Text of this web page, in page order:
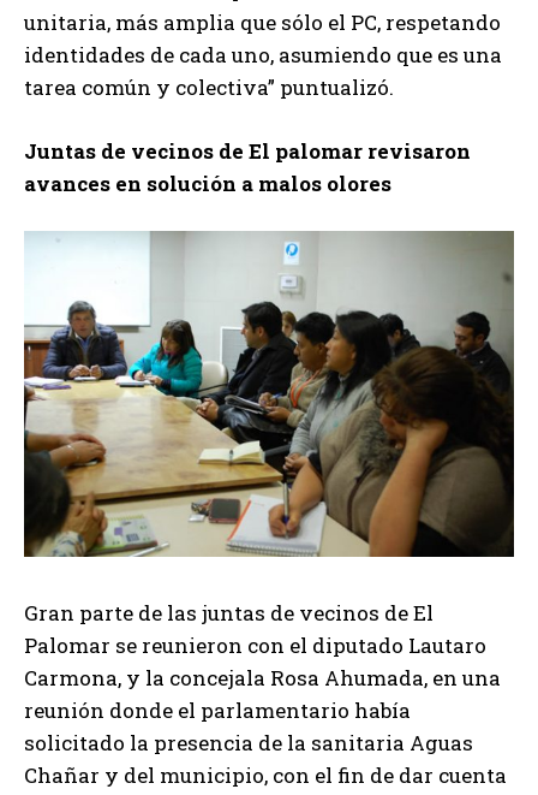
unitaria, más amplia que sólo el PC, respetando
identidades de cada uno, asumiendo que es una
tarea común y colectiva” puntualizó.
Juntas de vecinos de El palomar revisaron
avances en solución a malos olores
Gran parte de las juntas de vecinos de El
Palomar se reunieron con el diputado Lautaro
Carmona, y la concejala Rosa Ahumada, en una
reunión donde el parlamentario había
solicitado la presencia de la sanitaria Aguas
Chañar y del municipio, con el fin de dar cuenta